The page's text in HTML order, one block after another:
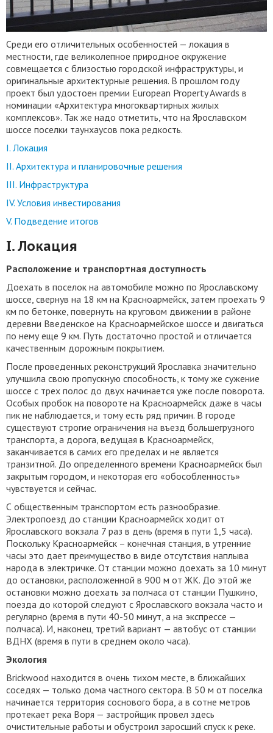
Среди его отличительных особенностей — локация в
местности, где великолепное природное окружение
совмещается с близостью городской инфраструктуры, и
оригинальные архитектурные решения. В прошлом году
проект был удостоен премии European Property Awards в
номинации «Архитектура многоквартирных жилых
комплексов». Так же надо отметить, что на Ярославском
шоссе поселки таунхаусов пока редкость.
I. Локация
II. Архитектура и планировочные решения
III. Инфраструктура
IV. Условия инвестирования
V. Подведение итогов
I. Локация
Расположение и транспортная доступность
Доехать в поселок на автомобиле можно по Ярославскому
шоссе, свернув на 18 км на Красноармейск, затем проехать 9
км по бетонке, повернуть на круговом движении в районе
деревни Введенское на Красноармейское шоссе и двигаться
по нему еще 9 км. Путь достаточно простой и отличается
качественным дорожным покрытием.
После проведенных реконструкций Ярославка значительно
улучшила свою пропускную способность, к тому же сужение
шоссе с трех полос до двух начинается уже после поворота.
Особых пробок на повороте на Красноармейск даже в часы
пик не наблюдается, и тому есть ряд причин. В городе
существуют строгие ограничения на въезд большегрузного
транспорта, а дорога, ведущая в Красноармейск,
заканчивается в самих его пределах и не является
транзитной. До определенного времени Красноармейск был
закрытым городом, и некоторая его «обособленность»
чувствуется и сейчас.
С общественным транспортом есть разнообразие.
Электропоезд до станции Красноармейск ходит от
Ярославского вокзала 7 раз в день (время в пути 1,5 часа).
Поскольку Красноармейск – конечная станция, в утренние
часы это дает преимущество в виде отсутствия наплыва
народа в электричке. От станции можно доехать за 10 минут
до остановки, расположенной в 900 м от ЖК. До этой же
остановки можно доехать за полчаса от станции Пушкино,
поезда до которой следуют с Ярославского вокзала часто и
регулярно (время в пути 40-50 минут, а на экспрессе —
полчаса). И, наконец, третий вариант — автобус от станции
ВДНХ (время в пути в среднем около часа).
Экология
Brickwood находится в очень тихом месте, в ближайших
соседях — только дома частного сектора. В 50 м от поселка
начинается территория соснового бора, а в сотне метров
протекает река Воря — застройщик провел здесь
очистительные работы и обустроил заросший спуск к реке.